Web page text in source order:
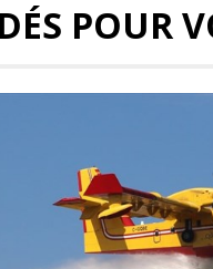
POUR